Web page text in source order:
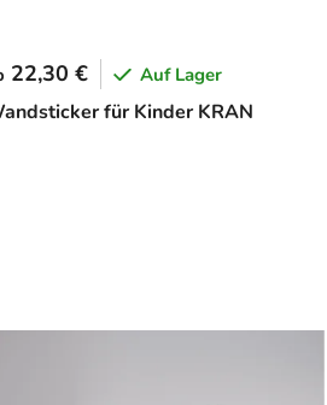
für Kinder KRAN
22,30 € Auf Lager